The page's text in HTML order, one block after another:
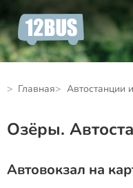
Главная Автостанции
Озёры.
Автовокзал на